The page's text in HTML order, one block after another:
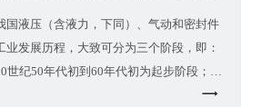
国液压（含液力，下同）、气动和密封件
业发展历程，大致可分为三个阶段，即：
世纪50年代初到60年代初为起步阶段；